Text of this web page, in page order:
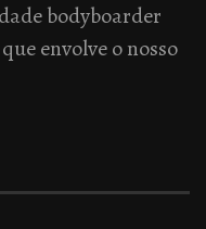
bodyboarder
envolve o nosso